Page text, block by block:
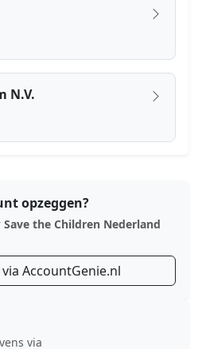
N.V.
opzeggen?
Save the Children Nederland
AccountGenie.nl
via